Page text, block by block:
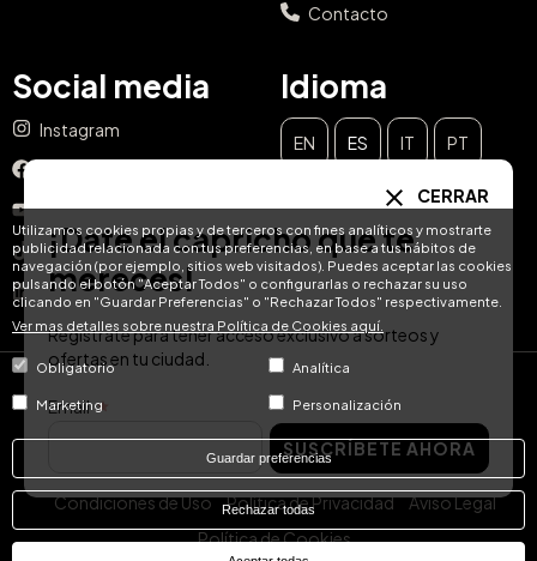
Utilizamos cookies propias y de terceros con fines analíticos y mostrarte
publicidad relacionada con tus preferencias, en base a tus hábitos de
navegación (por ejemplo, sitios web visitados). Puedes aceptar las cookies
pulsando el botón "Aceptar Todos" o configurarlas o rechazar su uso
clicando en "Guardar Preferencias" o "Rechazar Todos" respectivamente.
Ver mas detalles sobre nuestra Política de Cookies aquí.
Obligatorio Analítica
Marketing Personalización
Guardar preferencias
Rechazar todas
Contacto
Social media
Instagram
YouTube
TikTok
LinkedIn
Idioma
EN ES IT PT
NL
© Hotel Treats 2026
Tel: +34 871 51 00 40 (9:00 - 19:00 CEST)
Condiciones de Uso Política de Privacidad
Aviso Legal
Política de Cookies
CERRAR
¡Date el capricho que te
mereces!
Regístrate para tener acceso exclusivo a sorteos y
ofertas en tu ciudad.
Email
SUSCRÍBETE AHORA